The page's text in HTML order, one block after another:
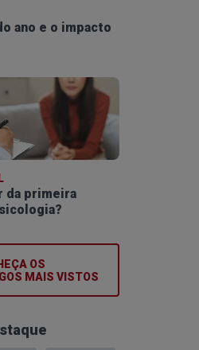
ano e o impacto
da primeira
OS
MAIS VISTOS